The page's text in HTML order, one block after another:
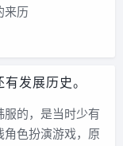
来历
发展历史。
的，是当时少有
色扮演游戏，原